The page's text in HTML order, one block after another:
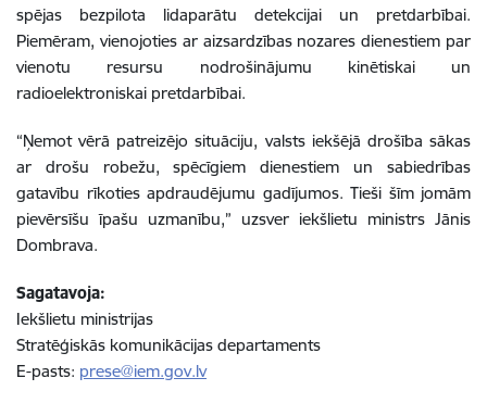
spējas bezpilota lidaparātu detekcijai un pretdarbībai.
Piemēram, vienojoties ar aizsardzības nozares dienestiem par
vienotu resursu nodrošinājumu kinētiskai un
radioelektroniskai pretdarbībai.
“Ņemot vērā patreizējo situāciju, valsts iekšējā drošība sākas
ar drošu robežu, spēcīgiem dienestiem un sabiedrības
gatavību rīkoties apdraudējumu gadījumos. Tieši šīm jomām
pievērsīšu īpašu uzmanību,” uzsver iekšlietu ministrs Jānis
Dombrava.
Sagatavoja:
Iekšlietu ministrijas
Stratēģiskās komunikācijas departaments
E-pasts: prese@iem.gov.lv